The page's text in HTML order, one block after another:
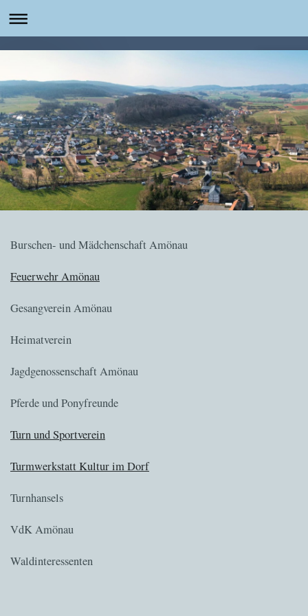
Burschen- und Mädchenschaft Amönau
Feuerwehr Amönau
Gesangverein Amönau
Heimatverein
Jagdgenossenschaft Amönau
Pferde und Ponyfreunde
Turn und Sportverein
Turmwerkstatt Kultur im Dorf
Turnhansels
VdK Amönau
Waldinteressenten